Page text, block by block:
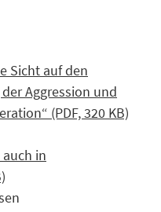
Sicht auf den
Aggression und
(PDF, 320 KB)
in